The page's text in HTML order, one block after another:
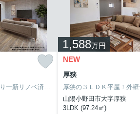
共和台！内外装・水回り一新リノベ済みの3LDK！広い駐車場！
～リフ
1,588万円
NEW
厚狭
山陽小野田市大字厚狭
3LDK (97.24㎡)